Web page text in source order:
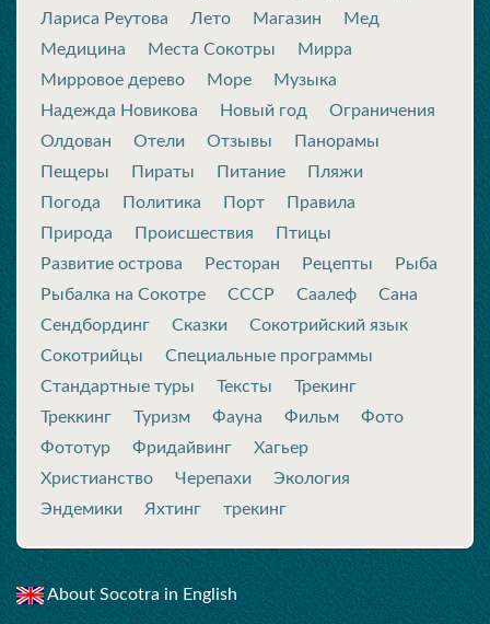
Лариса Реутова
Лето Магазин
Мед
Медицина
Места Сокотры
Мирра
Мирровое дерево
Море
Музыка
Надежда Новикова
Новый год
Ограничения
Олдован
Отели Отзывы
Панорамы
Пещеры
Пираты Питание
Пляжи
Погода
Политика Порт
Правила
Природа
Происшествия
Птицы
Развитие острова
Ресторан Рецепты
Рыба
Рыбалка на Сокотре
СССР Саалеф
Сана
Сендбординг
Сказки
Сокотрийский язык
Сокотрийцы
Специальные программы
Стандартные туры
Тексты
Трекинг
Треккинг
Туризм Фауна Фильм
Фото
Фототур
Фридайвинг
Хагьер
Христианство
Черепахи
Экология
Эндемики
Яхтинг трекинг
About Socotra in English